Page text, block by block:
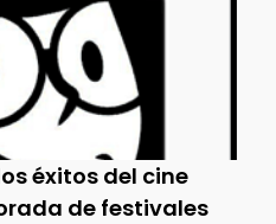
éxitos del cine
de festivales